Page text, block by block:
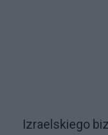
Izraelskiego